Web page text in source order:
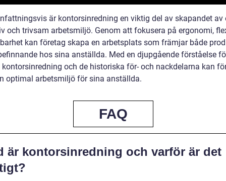
är kontorsinredning en viktig del av skapandet av
och trivsam arbetsmiljö. Genom att fokusera på ergonomi,
kan företag skapa en arbetsplats som främjar både
hos sina anställda. Med en djupgående förståelse
kontorsinredning och de historiska för- och nackdelarna kan
optimal arbetsmiljö för sina anställda.
FAQ
är kontorsinredning och varför är det